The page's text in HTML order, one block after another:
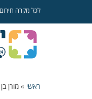
לכל מקרה חירום
ראשי » מורן